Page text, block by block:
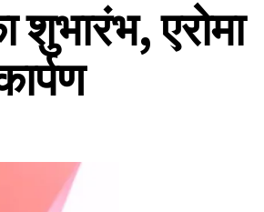
शुभारंभ, एरोमा